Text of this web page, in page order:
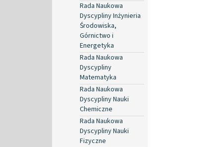
Rada Naukowa
Dyscypliny Inżynieria
Środowiska,
Górnictwo i
Energetyka
Rada Naukowa
Dyscypliny
Matematyka
Rada Naukowa
Dyscypliny Nauki
Chemiczne
Rada Naukowa
Dyscypliny Nauki
Fizyczne